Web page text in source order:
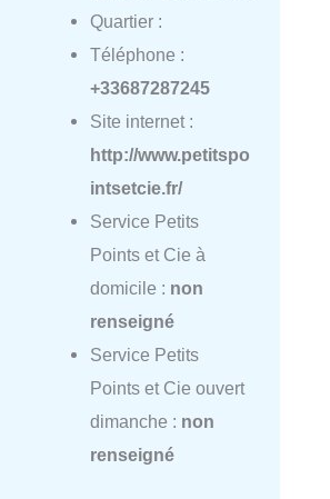
Quartier :
Téléphone :
+33687287245
Site internet :
http://www.petitspo
intsetcie.fr/
Service Petits
Points et Cie à
domicile : non
renseigné
Service Petits
Points et Cie ouvert
dimanche : non
renseigné